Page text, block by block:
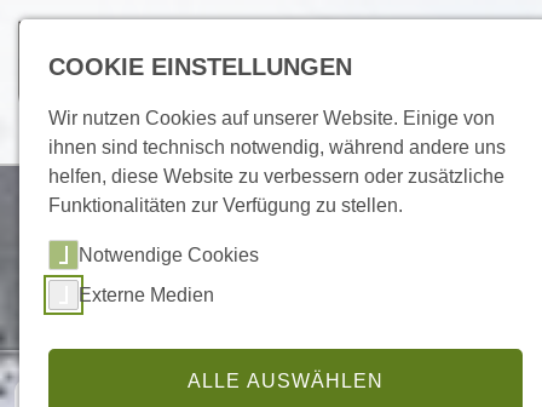
DAMFLOS
Nationalpark-Gemeinde
des Nationalpark Hunsrück-
Hochwald
COOKIE EINSTELLUNGEN
Wir nutzen Cookies auf unserer Website. Einige von
ihnen sind technisch notwendig, während andere uns
helfen, diese Website zu verbessern oder zusätzliche
Funktionalitäten zur Verfügung zu stellen.
Notwendige Cookies
Externe Medien
ALLE AUSWÄHLEN